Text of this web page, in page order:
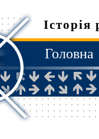
Історія
Головна